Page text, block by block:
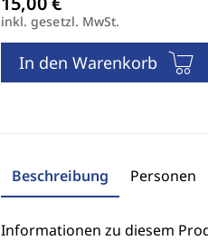
inkl. gesetzl. MwSt.
In den Warenkorb
Beschreibung Personen
Informationen zu diesem